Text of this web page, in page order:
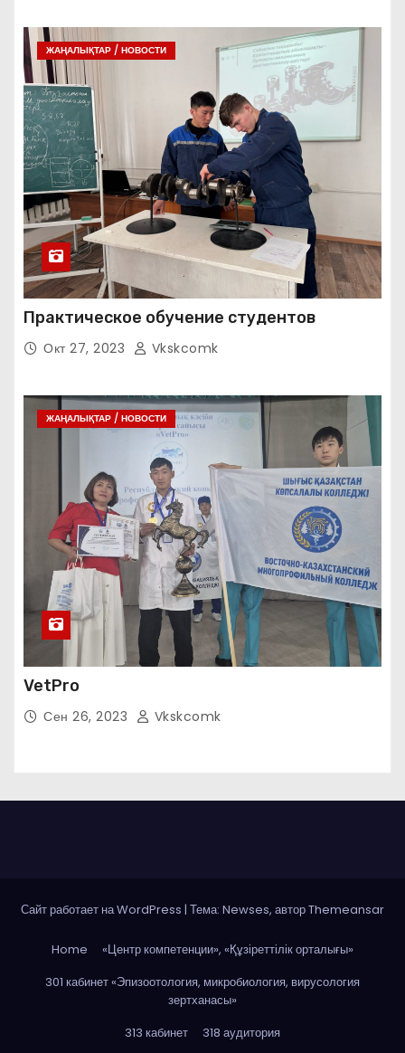
ЖАҢАЛЫҚТАР / НОВОСТИ
Практическое обучение студентов
Окт 27, 2023 Vkskcomk
ЖАҢАЛЫҚТАР / НОВОСТИ
VetPro
Сен 26, 2023 Vkskcomk
Сайт работает на WordPress | Тема: Newses, авторThemeansar
Home
«Центр компетенции», «Құзіреттілік орталығы»
301 кабинет «Эпизоотология, микробиология, вирусология
зертханасы»
313 кабинет
318 аудитория